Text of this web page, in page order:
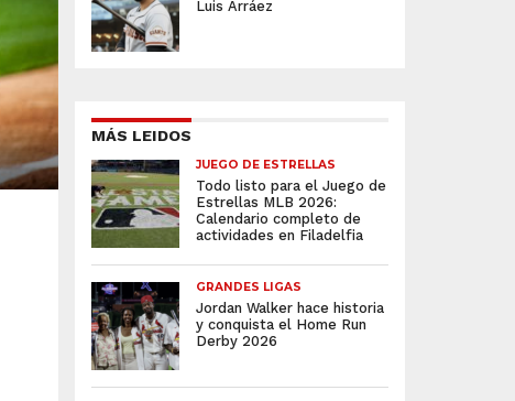
Luis Arráez
MÁS LEIDOS
JUEGO DE ESTRELLAS
Todo listo para el Juego de
Estrellas MLB 2026:
Calendario completo de
actividades en Filadelfia
GRANDES LIGAS
Jordan Walker hace historia
y conquista el Home Run
Derby 2026